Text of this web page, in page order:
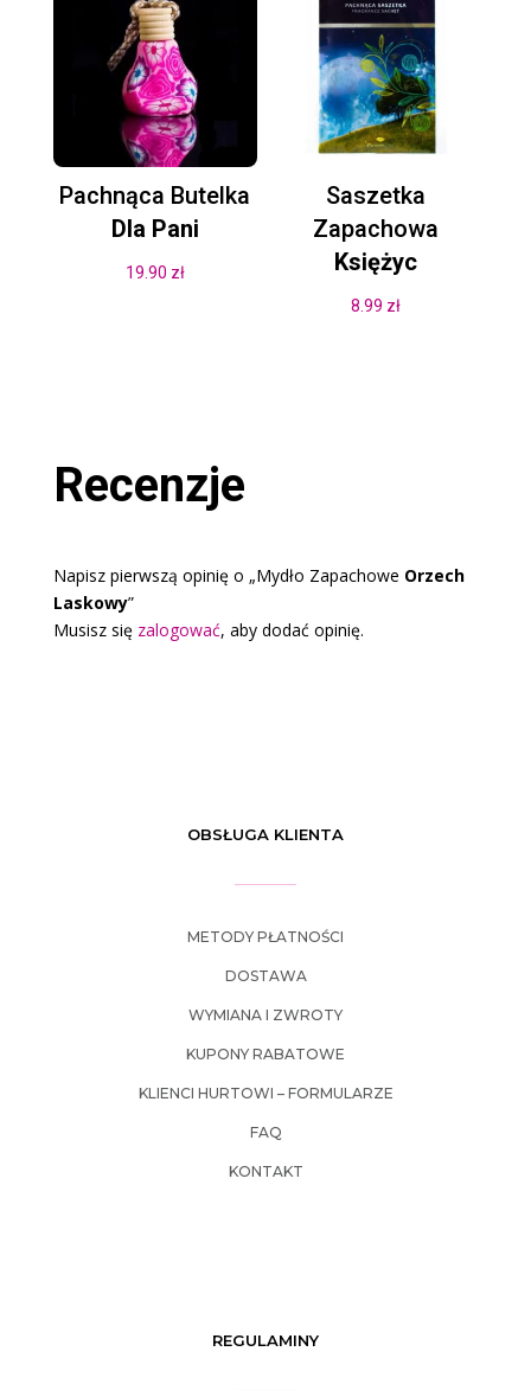
Pachnąca Butelka
Dla Pani
19.90 zł
Saszetka
Zapachowa
Księżyc
8.99 zł
Recenzje
Napisz pierwszą opinię o „Mydło Zapachowe Orzech
Laskowy”
Musisz się zalogować, aby dodać opinię.
OBSŁUGA KLIENTA
METODY PŁATNOŚCI
DOSTAWA
WYMIANA I ZWROTY
KUPONY RABATOWE
KLIENCI HURTOWI – FORMULARZE
FAQ
KONTAKT
REGULAMINY